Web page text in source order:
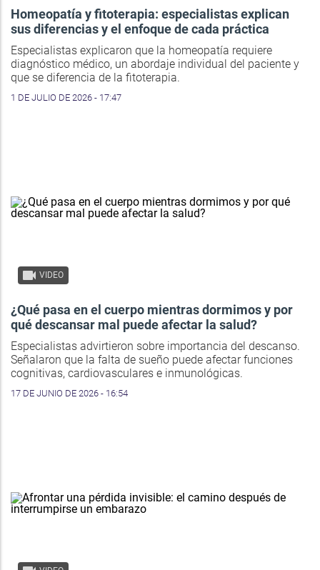
Homeopatía y fitoterapia: especialistas explican
sus diferencias y el enfoque de cada práctica
Especialistas explicaron que la homeopatía requiere
diagnóstico médico, un abordaje individual del paciente y
que se diferencia de la fitoterapia.
1 DE JULIO DE 2026 - 17:47
VIDEO
¿Qué pasa en el cuerpo mientras dormimos y por
qué descansar mal puede afectar la salud?
Especialistas advirtieron sobre importancia del descanso.
Señalaron que la falta de sueño puede afectar funciones
cognitivas, cardiovasculares e inmunológicas.
17 DE JUNIO DE 2026 - 16:54